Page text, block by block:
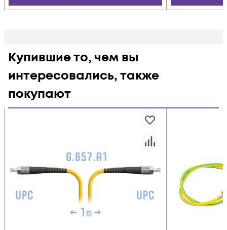
Купившие то, чем вы
интересовались, также
покупают